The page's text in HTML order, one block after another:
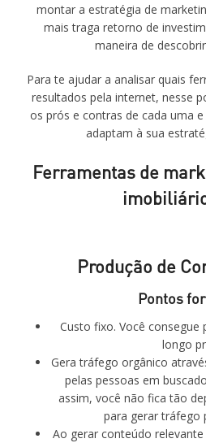
montar a estratégia de
mais traga retorno de
maneira de
Para te ajudar a analisar quais
resultados pela internet, nesse
os prós e contras de cada uma
adaptam à sua
Ferramentas de
Produção de
Pontos
Custo fixo. Você
longo
Gera tráfego orgânico
pelas pessoas em
assim, você não fica tão
para gerar tráfego
Ao gerar conteúdo